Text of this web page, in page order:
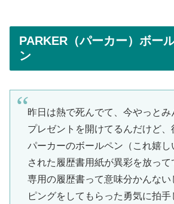
PARKER（パーカー）ボー
ン
昨日は熱で死んでて、今やっとみ
プレゼントを開けてるんだけど、
パーカーのボールペン（これ嬉
された履歴書用紙が異彩を放っ
専用の履歴書って意味分かんない
ピングをしてもらった勇気に拍手